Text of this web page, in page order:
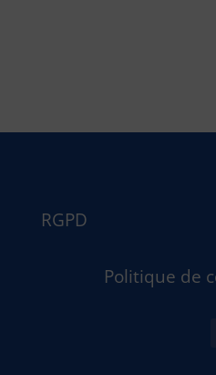
RGPD
Politique de